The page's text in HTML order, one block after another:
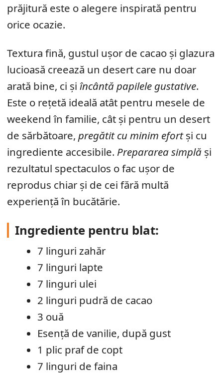
prăjitură este o alegere inspirată pentru
orice ocazie.
Textura fină, gustul ușor de cacao și glazura
lucioasă creează un desert care nu doar
arată bine, ci și încântă papilele gustative.
Este o rețetă ideală atât pentru mesele de
weekend în familie, cât și pentru un desert
de sărbătoare, pregătit cu minim efortși cu
ingrediente accesibile. Prepararea simplă și
rezultatul spectaculos o fac ușor de
reprodus chiar și de cei fără multă
experiență în bucătărie.
Ingrediente pentru blat:
7 linguri zahăr
7 linguri lapte
7 linguri ulei
2 linguri pudră de cacao
3 ouă
Esență de vanilie, după gust
1 plic praf de copt
7 linguri de faina